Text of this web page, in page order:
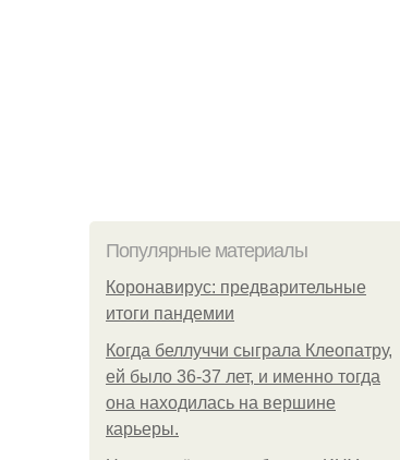
Популярные материалы
Коронавирус: предварительные
итоги пандемии
Когда беллуччи сыграла Клеопатру,
ей было 36-37 лет, и именно тогда
она находилась на вершине
карьеры.